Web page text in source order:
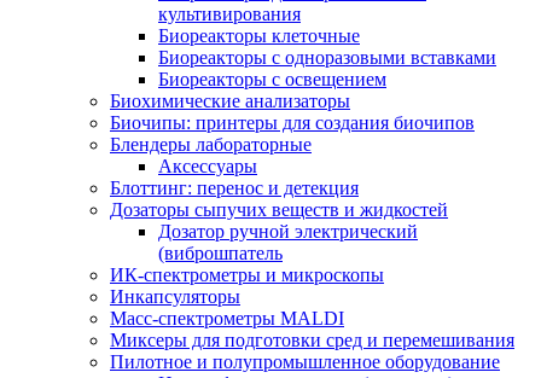
культивирования
Биореакторы клеточные
Биореакторы с одноразовыми вставками
Биореакторы с освещением
Биохимические анализаторы
Биочипы: принтеры для создания биочипов
Блендеры лабораторные
Аксессуары
Блоттинг: перенос и детекция
Дозаторы сыпучих веществ и жидкостей
Дозатор ручной электрический
(виброшпатель
ИК-спектрометры и микроскопы
Инкапсуляторы
Масс-спектрометры MALDI
Миксеры для подготовки сред и перемешивания
Пилотное и полупромышленное оборудование